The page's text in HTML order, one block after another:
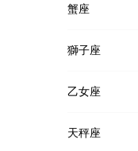
蟹座
獅子座
乙女座
天秤座